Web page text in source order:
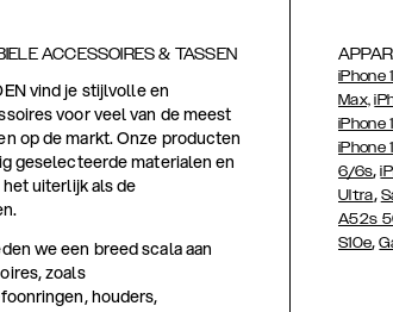
ACCESSOIRES & TASSEN
vind je stijlvolle en
voor veel van de meest
op de markt. Onze producten
geselecteerde materialen en
uiterlijk als de
we een breed scala aan
zoals
houders,
iPhone
Max,
iPhone
iPhone
6/6s,
Ultra,
A52s
S10e,